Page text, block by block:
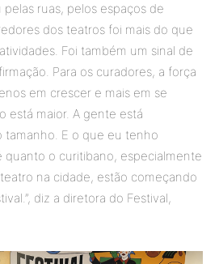
ruas, pelos espaços de
dos teatros foi mais do que
Foi também um sinal de
Para os curadores, a força
em crescer e mais em se
está maior. A gente está
tamanho. E o que eu tenho
quanto o curitibano, especialmente
na cidade, estão começando
diz a diretora do Festival,